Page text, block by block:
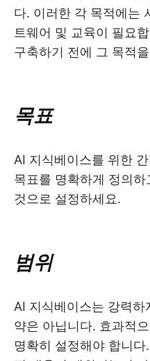
다. 이러한 각 목적에는
트웨어 및 교육이 필요
구축하기 전에 그 목적
목표
AI 지식베이스를 위한
목표를 명확하게 정의
것으로 설정하세요.
범위
AI 지식베이스는 강력
약은 아닙니다. 효과적
명확히 설정해야 합니